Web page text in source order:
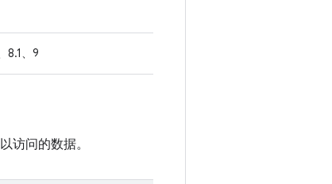
8.1、9
访问的数据。